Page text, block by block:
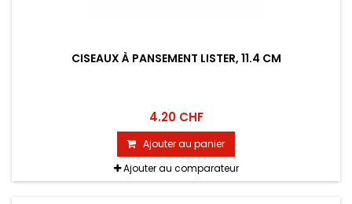
CISEAUX À PANSEMENT LISTER, 11.4 CM
4.20 CHF
Ajouter au panier
Ajouter au comparateur